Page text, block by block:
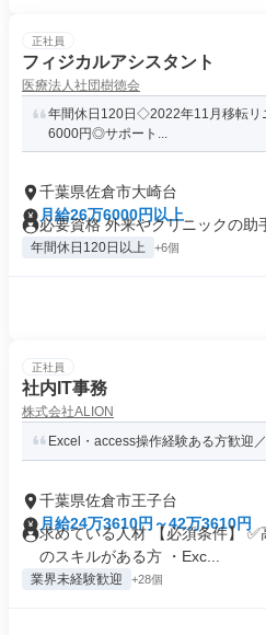
正社員
フィジカルアシスタント
医療法人社団樹徳会
年間休日120日◇2022年11月移転リ
6000円◎サポート...
千葉県佐倉市大崎台
月給26万6000円以上
必要資格 外来やクリニックの助
年間休日120日以上 +6個
正社員
社内IT事務
株式会社ALION
Excel・access操作経験ある方歓迎
千葉県佐倉市王子台
月給24万3610円～42万3610円
求めている人材 【必須条件】
のスキルがある方 ・Exc...
業界未経験歓迎 +28個